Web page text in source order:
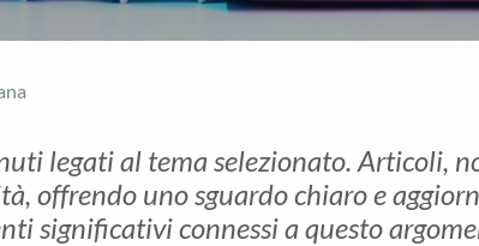
legati al tema selezionato. Articoli,
offrendo uno sguardo chiaro e
significativi connessi a questo